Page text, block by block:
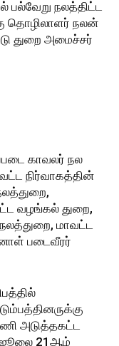
பல்வேறு நலத்திட்ட
தொழிலாளர் நலன்
துறை அமைச்சர்
காவலர் நல
நிர்வாகத்தின்
வழங்கல் துறை,
மாவட்ட
படைவீரர்
அடுத்தகட்ட
21ஆம்